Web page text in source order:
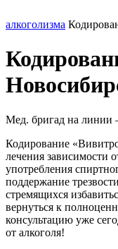
алкоголизма
Мед. бригад на линии
Кодирование
лечения зависимости
употребления
поддержание
стремящихся
вернуться к
консультацию уже
от алкоголя!